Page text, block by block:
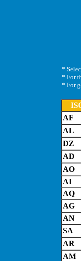
*
* For
* For
AF
AL
DZ
AD
AO
AI
AQ
AG
AN
SA
AR
AM